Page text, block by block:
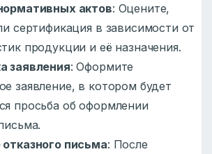
актов: Оцените,
сертификация в зависимости от
продукции и её назначения.
заявления: Оформите
заявление, в котором будет
просьба об оформлении
письма: После